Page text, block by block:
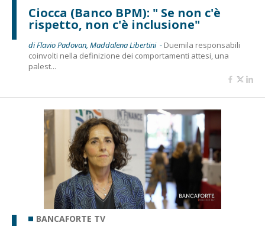
Ciocca (Banco BPM): " Se non c'è
rispetto, non c'è inclusione"
di Flavio Padovan, Maddalena Libertini - Duemila responsabili
coinvolti nella definizione dei comportamenti attesi, una
palest...
BANCAFORTE TV